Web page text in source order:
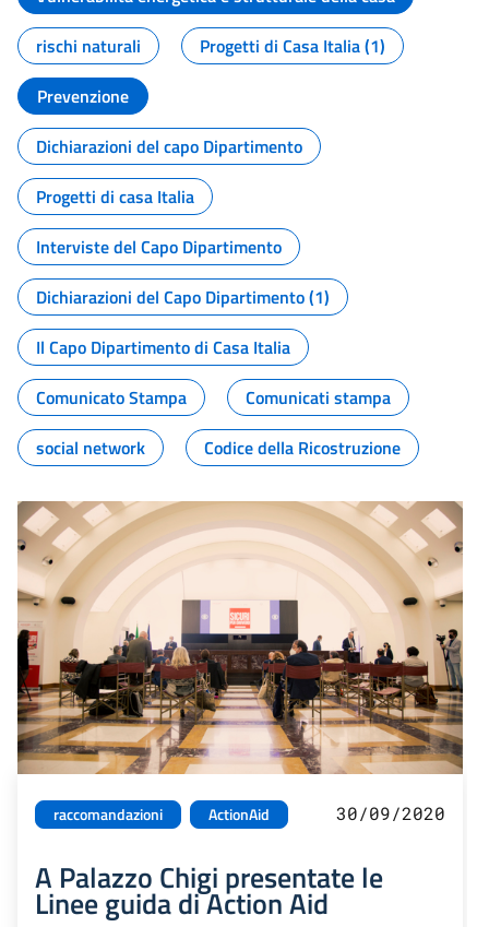
rischi naturali
Progetti di Casa Italia (1)
Prevenzione
Dichiarazioni del capo Dipartimento
Progetti di casa Italia
Interviste del Capo Dipartimento
Dichiarazioni del Capo Dipartimento (1)
Il Capo Dipartimento di Casa Italia
Comunicato Stampa
Comunicati stampa
social network
Codice della Ricostruzione
raccomandazioni ActionAid 30/09/2020
A Palazzo Chigi presentate le
Linee guida di Action Aid